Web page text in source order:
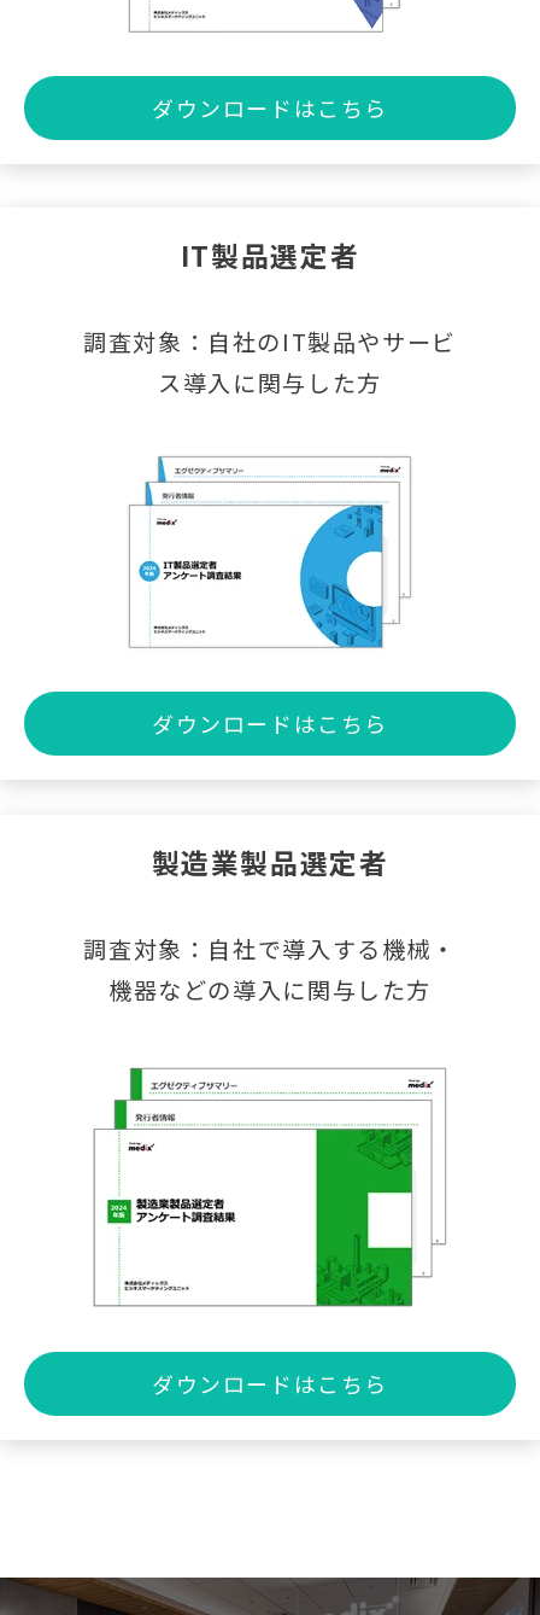
ダウンロードはこちら
IT製品選定者
調査対象：自社のIT製品やサービ
ス導入に関与した方
ダウンロードはこちら
製造業製品選定者
調査対象：自社で導入する機械・
機器などの導入に関与した方
ダウンロードはこちら